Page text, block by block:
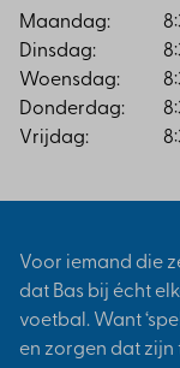
Maandag:
Dinsdag:
Woensdag:
Donderdag:
Vrijdag:
Voor iemand die
dat Bas bij écht
voetbal. Want
en zorgen dat